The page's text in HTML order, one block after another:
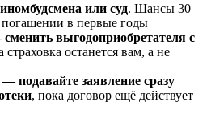
или суд. Шансы 30–
в первые годы
выгодоприобретателя с
страховка останется вам, а не
подавайте заявление сразу
, пока договор ещё действует